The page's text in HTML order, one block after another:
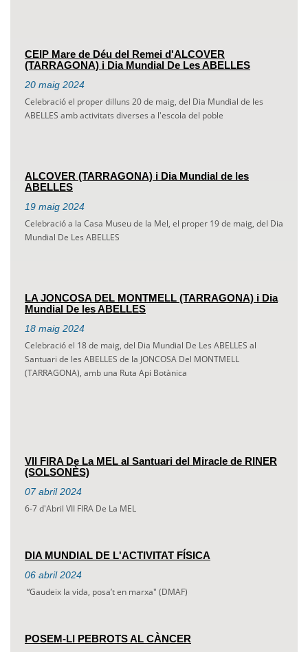
CEIP Mare de Déu del Remei d'ALCOVER
(TARRAGONA) i Dia Mundial De Les ABELLES
20 maig 2024
Celebració el proper dilluns 20 de maig, del Dia Mundial de les
ABELLES amb activitats diverses a l'escola del poble
ALCOVER (TARRAGONA) i Dia Mundial de les
ABELLES
19 maig 2024
Celebració a la Casa Museu de la Mel, el proper 19 de maig, del Dia
Mundial De Les ABELLES
LA JONCOSA DEL MONTMELL (TARRAGONA) i Dia
Mundial De les ABELLES
18 maig 2024
Celebració el 18 de maig, del Dia Mundial De Les ABELLES al
Santuari de les ABELLES de la JONCOSA Del MONTMELL
(TARRAGONA), amb una Ruta Api Botànica
VII FIRA De La MEL al Santuari del Miracle de RINER
(SOLSONÈS)
07 abril 2024
6-7 d'Abril VII FIRA De La MEL
DIA MUNDIAL DE L'ACTIVITAT FÍSICA
06 abril 2024
“Gaudeix la vida, posa’t en marxa" (DMAF)
POSEM-LI PEBROTS AL CÀNCER